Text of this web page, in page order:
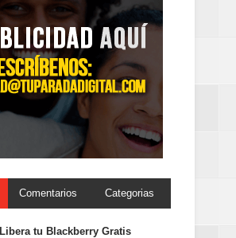
Comentarios Categorias
Libera tu Blackberry Gratis